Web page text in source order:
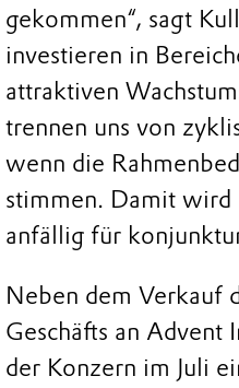
gekommen“, sagt
investieren in
attraktiven
trennen uns von
wenn die
stimmen. Damit
anfällig für
Neben dem Verkauf
Geschäfts an Advent
der Konzern im Juli